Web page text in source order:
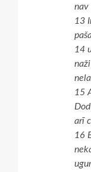
nav
13
14
15
arī
16